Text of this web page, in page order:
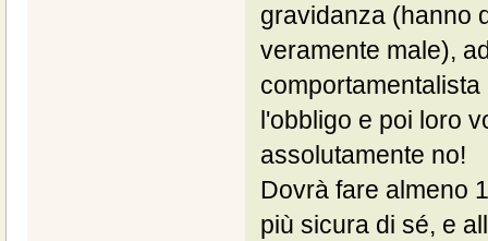
gravidanza (hanno
veramente male),
l'obbligo e poi loro
assolutamente no!
Dovrà fare almeno
più sicura di sé, e